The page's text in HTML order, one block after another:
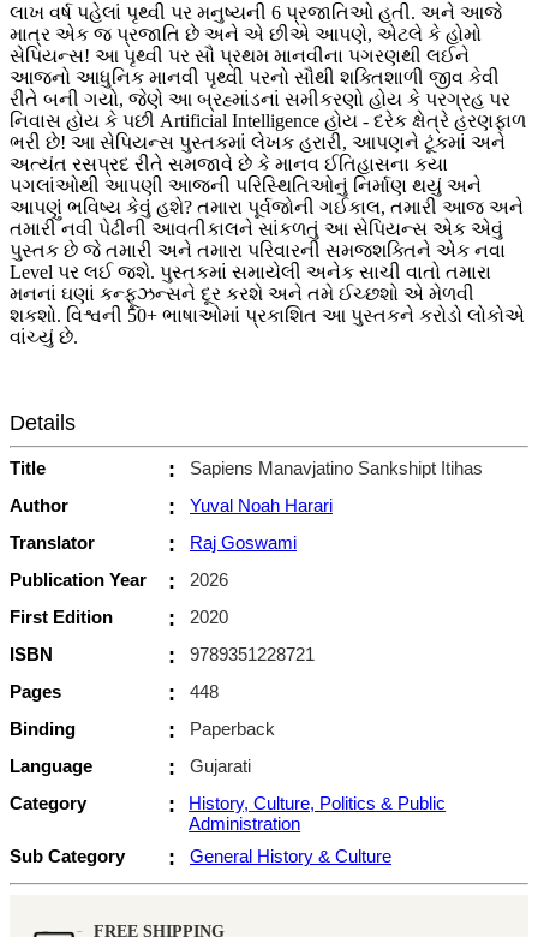
લાખ વર્ષ પહેલાં પૃથ્વી પર મનુષ્યની 6 પ્રજાતિઓ હતી. અને આજે
માત્ર એક જ પ્રજાતિ છે અને એ છીએ આપણે, એટલે કે હોમો
સેપિયન્સ! આ પૃથ્વી પર સૌ પ્રથમ માનવીના પગરણથી લઈને
આજનો આધુનિક માનવી પૃથ્વી પરનો સૌથી શક્તિશાળી જીવ કેવી
રીતે બની ગયો, જેણે આ બ્રહ્માંડનાં સમીકરણો હોય કે પરગ્રહ પર
નિવાસ હોય કે પછી Artificial Intelligence હોય - દરેક ક્ષેત્રે હરણફાળ
ભરી છે! આ સેપિયન્સ પુસ્તકમાં લેખક હરારી, આપણને ટૂંકમાં અને
અત્યંત રસપ્રદ રીતે સમજાવે છે કે માનવ ઈતિહાસના કયા
પગલાંઓથી આપણી આજની પરિસ્થિતિઓનું નિર્માણ થયું અને
આપણું ભવિષ્ય કેવું હશે? તમારા પૂર્વજોની ગઈકાલ, તમારી આજ અને
તમારી નવી પેઢીની આવતીકાલને સાંકળતું આ સેપિયન્સ એક એવું
પુસ્તક છે જે તમારી અને તમારા પરિવારની સમજશક્તિને એક નવા
Level પર લઈ જશે. પુસ્તકમાં સમાયેલી અનેક સાચી વાતો તમારા
મનનાં ઘણાં કન્ફૂઝન્સને દૂર કરશે અને તમે ઈચ્છશો એ મેળવી
શકશો. વિશ્વની 50+ ભાષાઓમાં પ્રકાશિત આ પુસ્તકને કરોડો લોકોએ
વાંચ્યું છે.
Details
Title :
Sapiens Manavjatino Sankshipt Itihas
Author
:
Yuval Noah Harari
Translator
:
Raj Goswami
Publication Year
:
2026
First Edition
:
2020
ISBN
:
9789351228721
Pages
:
448
Binding
:
Paperback
Language
:
Gujarati
Category
:
History, Culture, Politics & Public
Administration
Sub Category
: General History & Culture
FREE SHIPPING